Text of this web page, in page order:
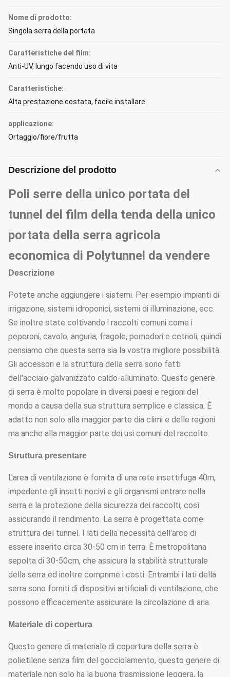
Nome di prodotto:
Singola serra della portata
Caratteristiche del film:
Anti-UV, lungo facendo uso di vita
Caratteristiche:
Alta prestazione costata, facile installare
applicazione:
Ortaggio/fiore/frutta
Descrizione del prodotto
Poli serre della unico portata del
tunnel del film della tenda della unico
portata della serra agricola
economica di Polytunnel da vendere
Descrizione
Potete anche aggiungere i sistemi. Per esempio impianti di
irrigazione, sistemi idroponici, sistemi di illuminazione, ecc.
Se inoltre state coltivando i raccolti comuni come i
peperoni, cavolo, anguria, fragole, pomodori e cetrioli, quindi
pensiamo che questa serra sia la vostra migliore possibilità.
Gli accessori e la struttura della serra sono fatti
dell'acciaio galvanizzato caldo-alluminato. Questo genere
di serra è molto popolare in diversi paesi e regioni del
mondo a causa della sua struttura semplice e classica. È
adatto non solo alla maggior parte dia climi e delle regioni
ma anche alla maggior parte dei usi comuni del raccolto.
Struttura presentare
L'area di ventilazione è fornita di una rete insettifuga 40m,
impedente gli insetti nocivi e gli organismi entrare nella
serra e la protezione della sicurezza dei raccolti, così
assicurando il rendimento. La serra è progettata come
struttura del tunnel. I lati della necessità dell'arco di
essere inserito circa 30-50 cm in terra. È metropolitana
sepolta di 30-50cm, che assicura la stabilità strutturale
della serra ed inoltre comprime i costi. Entrambi i lati della
serra sono forniti di dispositivi artificiali di ventilazione, che
possono efficacemente assicurare la circolazione di aria.
Materiale di copertura
Questo genere di materiale di copertura della serra è
polietilene senza film del gocciolamento, questo genere di
materiale non solo ha la buona trasmissione leggera, la